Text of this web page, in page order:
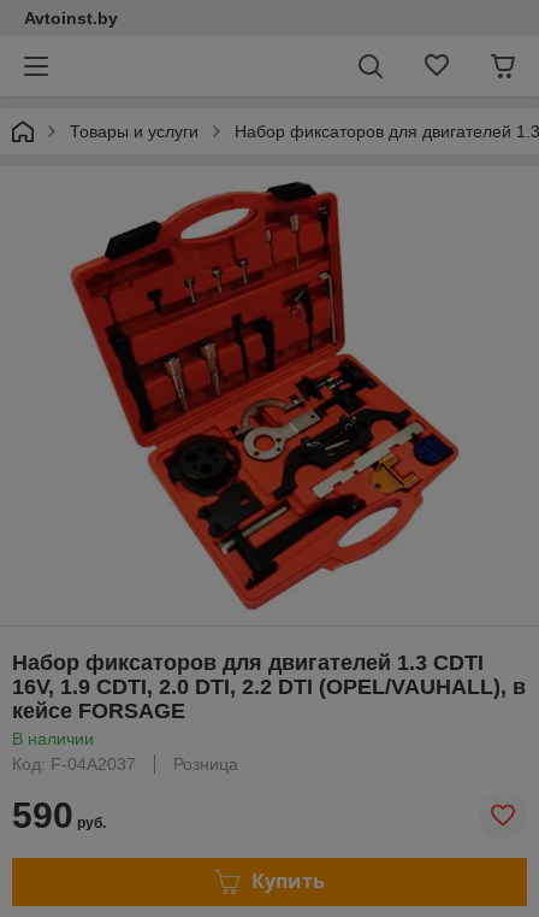
Avtoinst.by
Товары и услуги Набор фиксаторов для двигателей
Набор фиксаторов для двигателей 1.3 CDTI
16V, 1.9 CDTI, 2.0 DTI, 2.2 DTI (OPEL/VAUHALL), в
кейсе FORSAGE
В наличии
Код: F-04A2037
Розница
590 руб.
Купить